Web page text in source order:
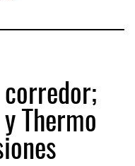
corredor;
y Thermo